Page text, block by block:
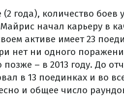
года), количество боев
начал карьеру в
активе имеет 23
нет ни одного
– в 2013 году. До
в 13 поединках и во
и общее число